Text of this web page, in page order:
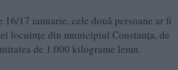
16/17 ianuarie, cele două persoane ar fi
locuințe din municipiul Constanța, de
de 1.000 kilograme lemn.